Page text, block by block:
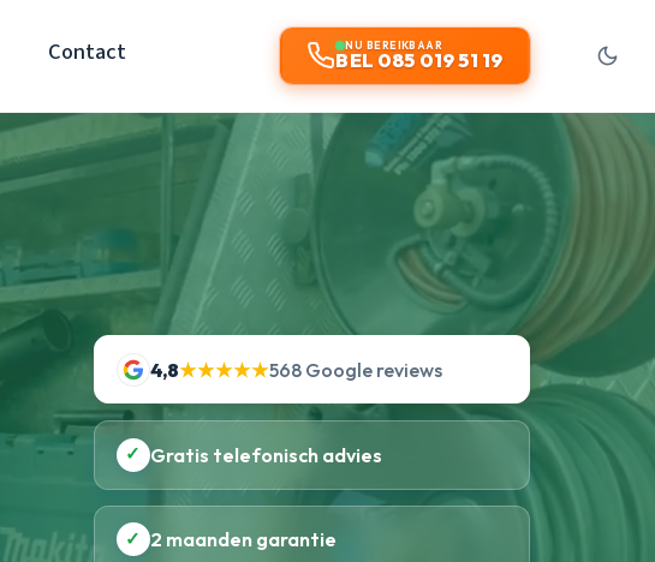
Contact NU BEREIKBAAR
BEL 085 019 51 19
4,8★★★★★568 Google reviews
✓ Gratis telefonisch advies
✓ 2 maanden garantie